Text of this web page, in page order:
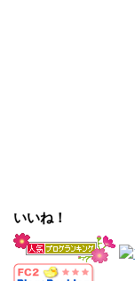
いいね！